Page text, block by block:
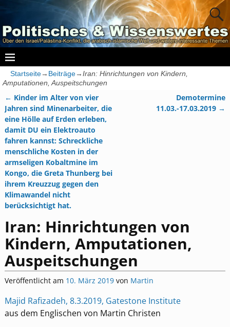
Startseite→ Beiträge→Iran: Hinrichtungen von Kindern,
Amputationen, Auspeitschungen
Artikelnavigation
← Kinder im Alter von vier
Jahren sind Minenarbeiter, die
eine Hölle auf Erden erleben,
damit DU ein Elektroauto
fahren kannst: Schreckliche
menschliche Kosten in der
armseligen Kobaltmine im
Kongo, die Greta Thunberg bei
ihrem Kreuzzug gegen den
Klimawandel nicht
berücksichtigt hat.
Demotermine
11.03.-17.03.2019 →
Iran: Hinrichtungen von
Kindern, Amputationen,
Auspeitschungen
Veröffentlicht am 10. März 2019 von Martin
Majid Rafizadeh, 8.3.2019, Gatestone Institute
aus dem Englischen von Martin Christen